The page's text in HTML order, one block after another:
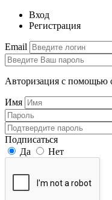
Вход
Регистрация
Email
Авторизация с помощью
Имя
Подписаться
Да
Нет